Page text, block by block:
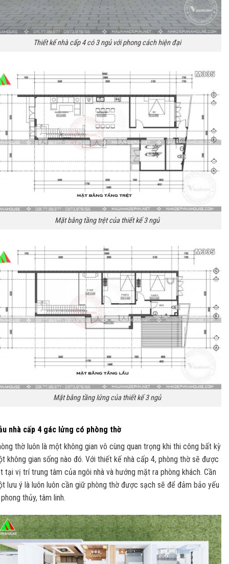
Thiết kế nhà cấp 4 có 3 ngủ với phong cách hiện đại
Mặt bằng tầng trệt của thiết kế 3 ngủ
Mặt bằng tầng lửng của thiết kế 3 ngủ
nhà cấp 4 gác lửng có phòng thờ
thờ luôn là một không gian vô cùng quan trọng khi thi công bất kỳ
không gian sống nào đó. Với thiết kế nhà cấp 4, phòng thờ sẽ được
tại vị trí trung tâm của ngôi nhà và hướng mặt ra phòng khách. Cần
lưu ý là luôn luôn cần giữ phòng thờ được sạch sẽ để đảm bảo yếu
thủy, tâm linh.